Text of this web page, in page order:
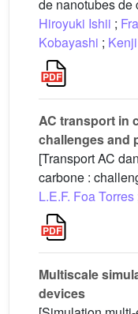
de nanotubes de
Hiroyuki Ishii ;
Kobayashi ;
AC transport in
challenges and
[Transport AC
carbone :
L.E.F. Foa Torres
Multiscale
devices